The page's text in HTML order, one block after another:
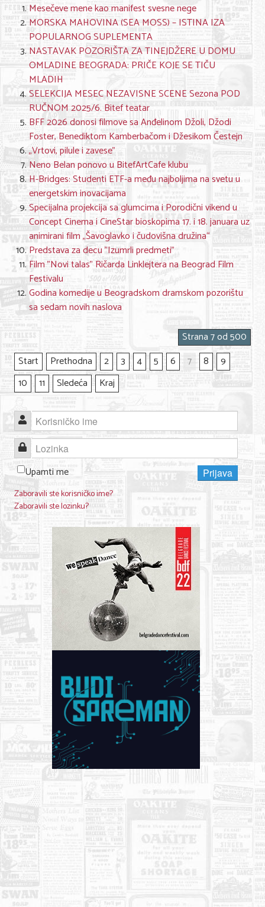
Mesečeve mene kao manifest svesne nege
MORSKA MAHOVINA (SEA MOSS) – ISTINA IZA
POPULARNOG SUPLEMENTA
NASTAVAK POZORIŠTA ZA TINEJDŽERE U DOMU
OMLADINE BEOGRADA: PRIČE KOJE SE TIČU
MLADIH
SELEKCIJA MESEC NEZAVISNE SCENE Sezona POD
RUČNOM 2025/6. Bitef teatar
BFF 2026 donosi filmove sa Anđelinom Džoli, Džodi
Foster, Benediktom Kamberbačom i Džesikom Čestejn
„Vrtovi, pilule i zavese"
Neno Belan ponovo u BitefArtCafe klubu
H-Bridges: Studenti ETF-a među najboljima na svetu u
energetskim inovacijama
Specijalna projekcija sa glumcima i Porodični vikend u
Concept Cinema i CineStar bioskopima 17. i 18. januara uz
animirani film „Šavoglavko i čudovišna družina“
Predstava za decu "Izumrli predmeti"
Film "Novi talas" Ričarda Linklejtera na Beograd Film
Festivalu
Godina komedije u Beogradskom dramskom pozorištu
sa sedam novih naslova
Strana 7 od 500
Start
Prethodna 2 3 4 5 6 7 8
9
10
11 Sledeća Kraj
Korisničko ime
Lozinka
Upamti me
Prijava
Zaboravili ste korisničko ime?
Zaboravili ste lozinku?